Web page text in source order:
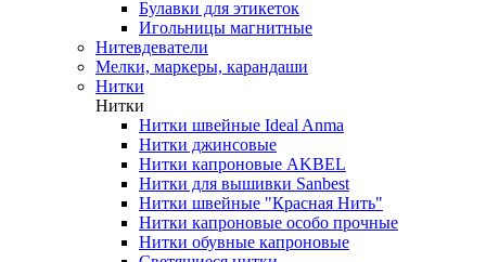
Булавки для этикеток
Игольницы магнитные
Нитевдеватели
Мелки, маркеры, карандаши
Нитки
Нитки
Нитки швейные Ideal Anma
Нитки джинсовые
Нитки капроновые AKBEL
Нитки для вышивки Sanbest
Нитки швейные "Красная Нить"
Нитки капроновые особо прочные
Нитки обувные капроновые